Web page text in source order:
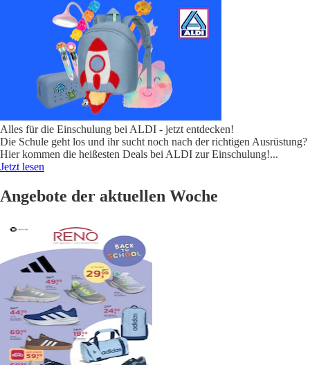
Alles für die Einschulung bei ALDI - jetzt entdecken!
Die Schule geht los und ihr sucht noch nach der richtigen Ausrüstung?
Hier kommen die heißesten Deals bei ALDI zur Einschulung!...
Jetzt lesen
Angebote der aktuellen Woche